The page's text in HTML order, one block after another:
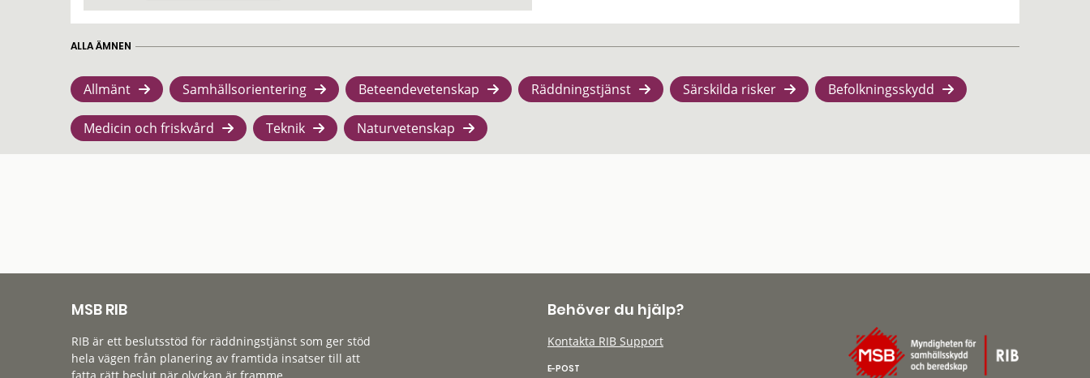
ALLA ÄMNEN
Allmänt Samhällsorientering Beteendevetenskap Räddningstjänst Särskilda risker Befolkningsskydd
Medicin och friskvård Teknik Naturvetenskap
MSB RIB
RIB är ett beslutsstöd för räddningstjänst som ger stöd
hela vägen från planering av framtida insatser till att
Behöver du hjälp?
Kontakta RIB Support
E-POST